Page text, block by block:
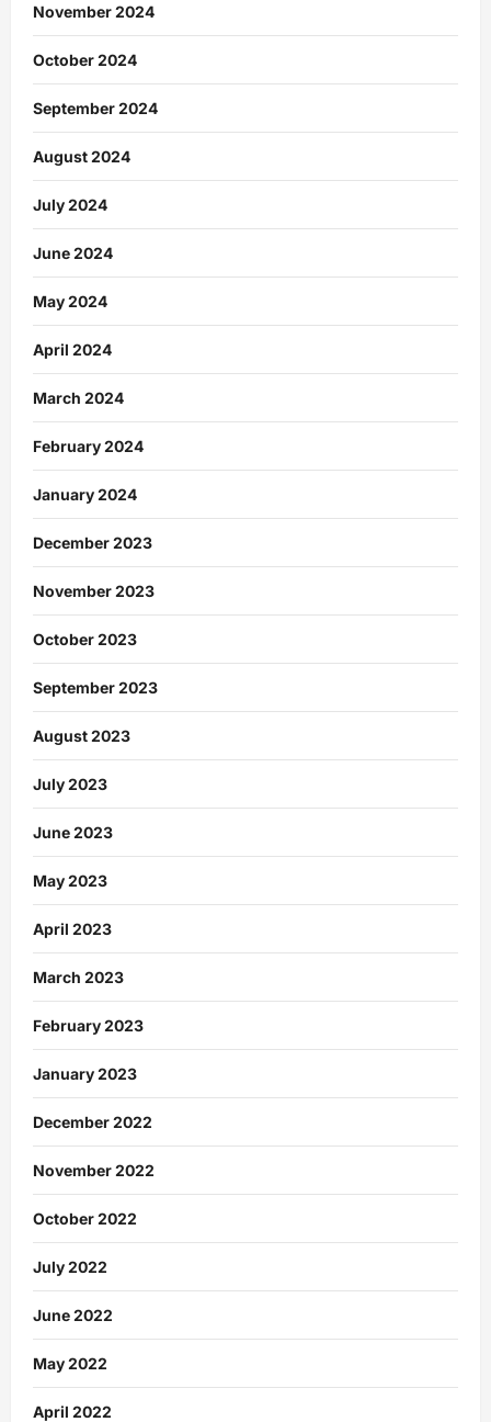
November 2024
October 2024
September 2024
August 2024
July 2024
June 2024
May 2024
April 2024
March 2024
February 2024
January 2024
December 2023
November 2023
October 2023
September 2023
August 2023
July 2023
June 2023
May 2023
April 2023
March 2023
February 2023
January 2023
December 2022
November 2022
October 2022
July 2022
June 2022
May 2022
April 2022